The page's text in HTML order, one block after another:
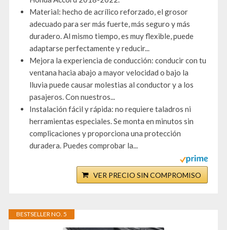
Material: hecho de acrílico reforzado, el grosor
adecuado para ser más fuerte, más seguro y más
duradero. Al mismo tiempo, es muy flexible, puede
adaptarse perfectamente y reducir...
Mejora la experiencia de conducción: conducir con tu
ventana hacia abajo a mayor velocidad o bajo la
lluvia puede causar molestias al conductor y a los
pasajeros. Con nuestros...
Instalación fácil y rápida: no requiere taladros ni
herramientas especiales. Se monta en minutos sin
complicaciones y proporciona una protección
duradera. Puedes comprobar la...
VER PRECIO SIN COMPROMISO
BESTSELLER NO. 5